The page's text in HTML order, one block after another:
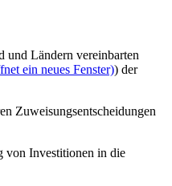
und Ländern vereinbarten
ein neues Fenster)) der
Zuweisungsentscheidungen
von Investitionen in die